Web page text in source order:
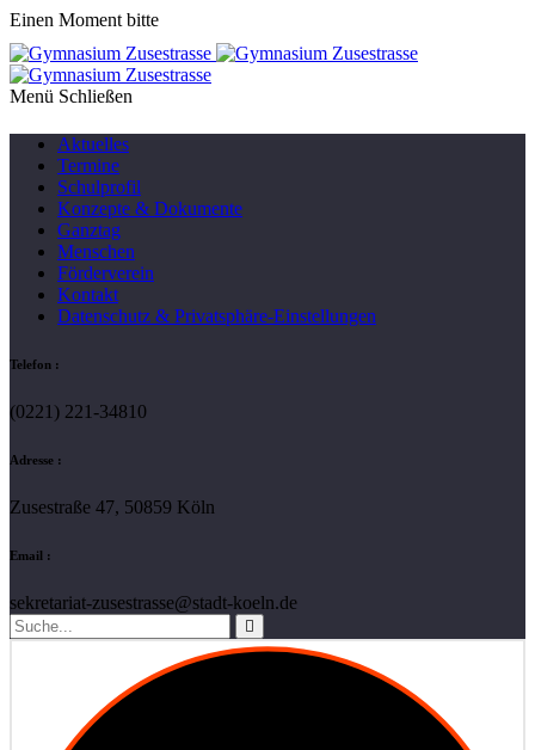
Einen Moment bitte
Menü
Aktuelles
Termine
Schulprofil
Konzepte & Dokumente
Ganztag
Menschen
Förderverein
Kontakt
Datenschutz & Privatsphäre-Einstellungen
Telefon :
(0221) 221-34810
Adresse :
Zusestraße 47, 50859 Köln
Email :
sekretariat-zusestrasse@stadt-koeln.de